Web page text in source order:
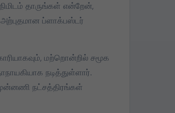
தாருங்கள் என்றேன்,
ப்ளாக்பஸ்டர்
மற்றொன்றில் சமூக
நடித்துள்ளார்.
நட்சத்திரங்கள்